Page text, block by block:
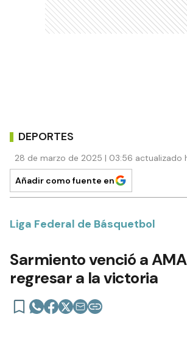
DEPORTES
28 de marzo de 2025 | 03:56 actualizado
Añadir como fuente en
Liga Federal de Básquetbol
Sarmiento venció a
regresar a la victoria